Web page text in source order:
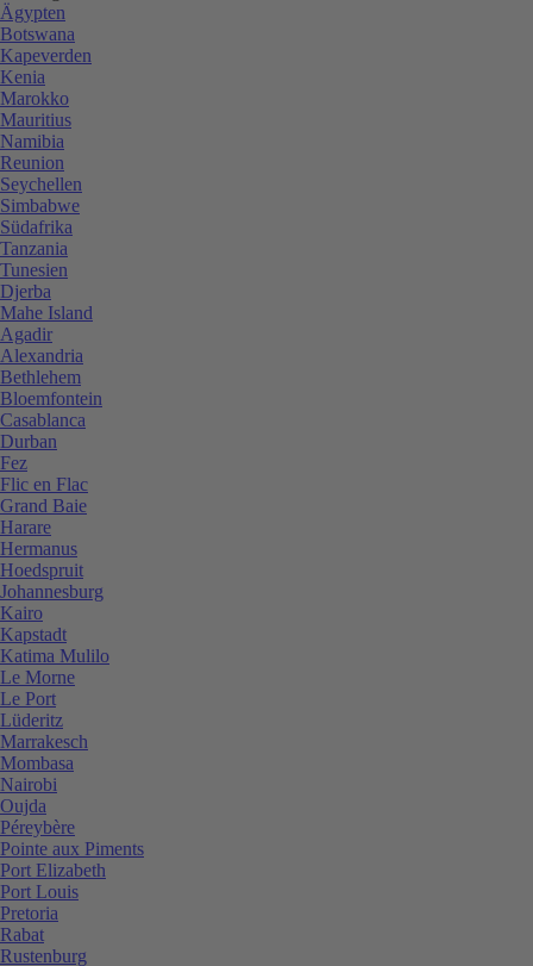
Ägypten
Botswana
Kapeverden
Kenia
Marokko
Mauritius
Namibia
Reunion
Seychellen
Simbabwe
Südafrika
Tanzania
Tunesien
Djerba
Mahe Island
Agadir
Alexandria
Bethlehem
Bloemfontein
Casablanca
Durban
Fez
Flic en Flac
Grand Baie
Harare
Hermanus
Hoedspruit
Johannesburg
Kairo
Kapstadt
Katima Mulilo
Le Morne
Le Port
Lüderitz
Marrakesch
Mombasa
Nairobi
Oujda
Péreybère
Pointe aux Piments
Port Elizabeth
Port Louis
Pretoria
Rabat
Rustenburg